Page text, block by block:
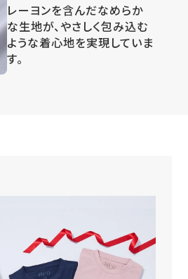
レーヨンを含んだなめらか
な生地が、やさしく包み込む
ような着心地を実現していま
す。